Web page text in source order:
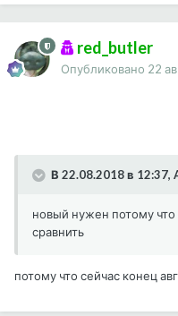
red_butler
Опубликовано 22
В 22.08.2018 в 12:37,
новый нужен потому что
сравнить
потому что сейчас конец